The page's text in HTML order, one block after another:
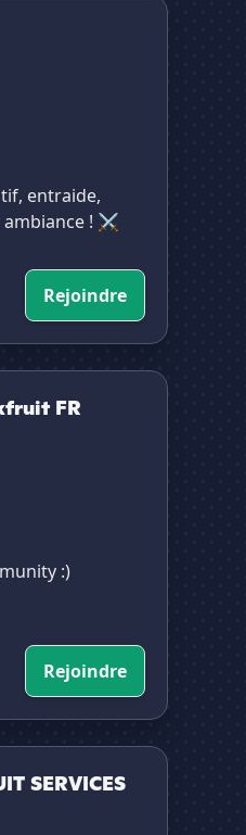
entraide,
ambiance ! ⚔️
Rejoindre
FR
:)
Rejoindre
SERVICES